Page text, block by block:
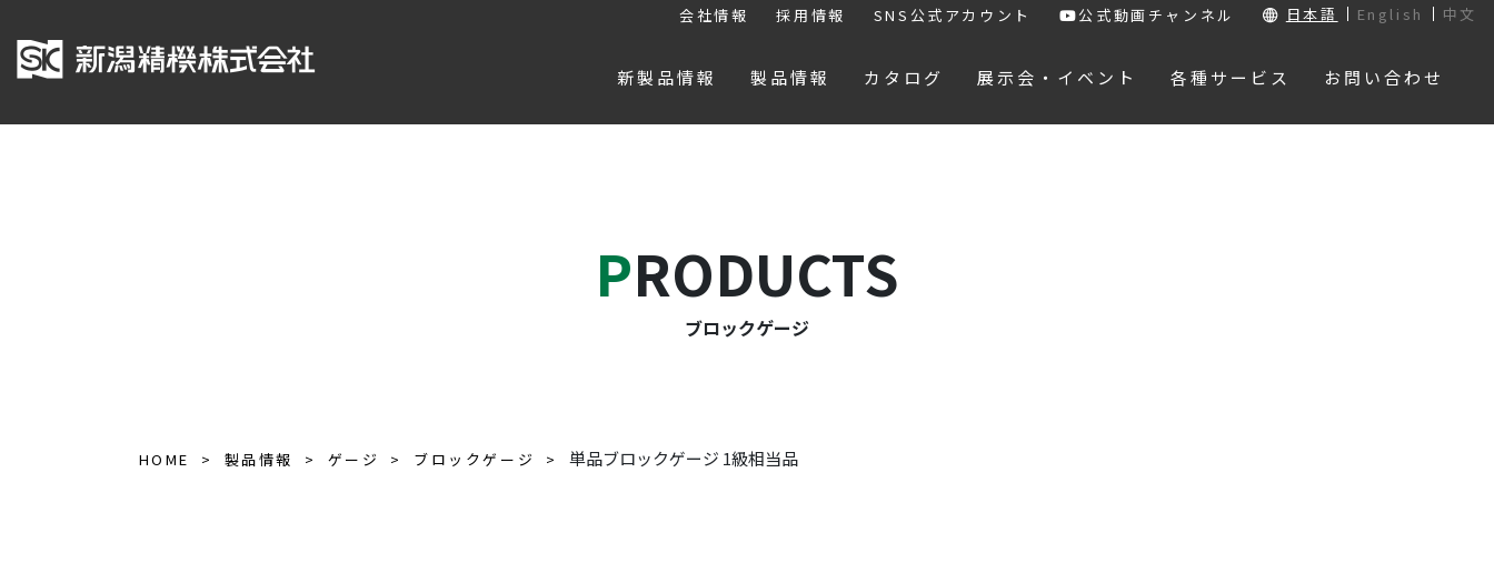
会社情報 採用情報 SNS公式アカウント 公式動画チャンネル 日本語 English 中文
新製品情報 製品情報 カタログ 展示会・イベント 各種サービス お問い合わせ
PRODUCTS
ブロックゲージ
HOME 製品情報 ゲージ ブロックゲージ 単品ブロックゲージ 1級相当品